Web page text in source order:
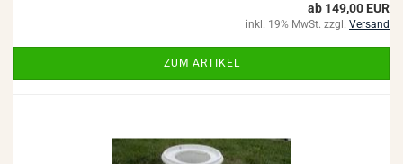
ab 149,00 EUR
inkl. 19% MwSt. zzgl. Versand
ZUM ARTIKEL